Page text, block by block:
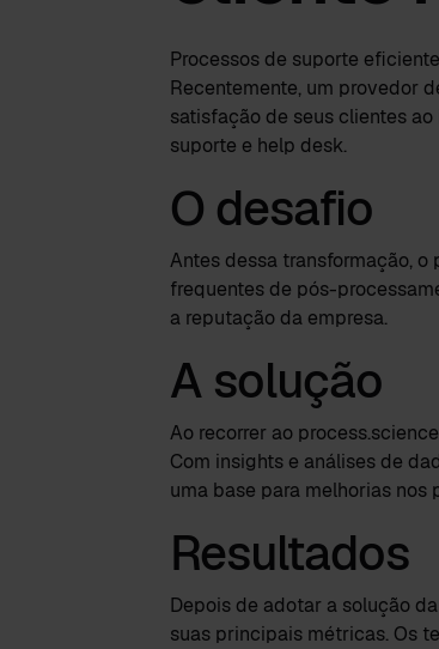
Processos de suporte
Recentemente, um provedor
satisfação de seus clientes
suporte e help desk.
O desafio
Antes dessa transformação,
frequentes de pós-
a reputação da empresa.
A solução
Ao recorrer ao
Com insights e análises de
uma base para melhorias nos
Resultados
Depois de adotar a solução
suas principais métricas. Os